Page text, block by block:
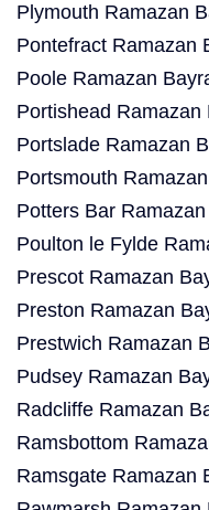
Plymouth Ramazan
Pontefract Ramazan
Poole Ramazan
Portishead Ramazan
Portslade Ramazan
Portsmouth
Potters Bar
Poulton le Fylde
Prescot Ramazan
Preston Ramazan
Prestwich Ramazan
Pudsey Ramazan
Radcliffe Ramazan
Ramsbottom
Ramsgate Ramazan